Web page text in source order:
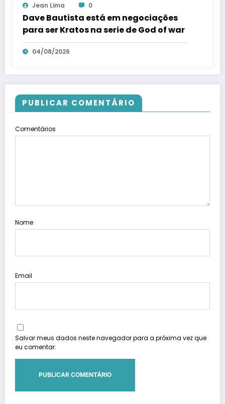
Jean Lima 0
Dave Bautista está em negociações
para ser Kratos na serie de God of war
04/08/2026
PUBLICAR COMENTÁRIO
Comentários
Nome
Email
Salvar meus dados neste navegador para a próxima vez que
eu comentar.